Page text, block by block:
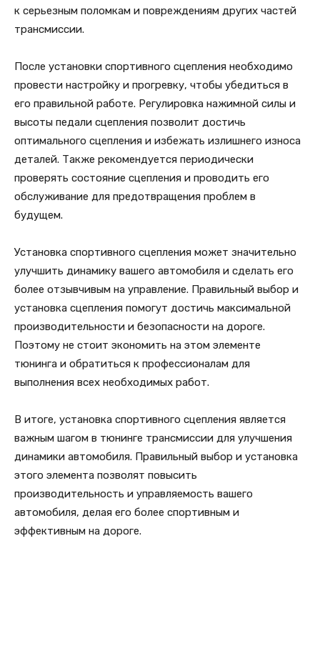
к серьезным поломкам и повреждениям других частей
трансмиссии.
После установки спортивного сцепления необходимо
провести настройку и прогревку, чтобы убедиться в
его правильной работе. Регулировка нажимной силы и
высоты педали сцепления позволит достичь
оптимального сцепления и избежать излишнего износа
деталей. Также рекомендуется периодически
проверять состояние сцепления и проводить его
обслуживание для предотвращения проблем в
будущем.
Установка спортивного сцепления может значительно
улучшить динамику вашего автомобиля и сделать его
более отзывчивым на управление. Правильный выбор и
установка сцепления помогут достичь максимальной
производительности и безопасности на дороге.
Поэтому не стоит экономить на этом элементе
тюнинга и обратиться к профессионалам для
выполнения всех необходимых работ.
В итоге, установка спортивного сцепления является
важным шагом в тюнинге трансмиссии для улучшения
динамики автомобиля. Правильный выбор и установка
этого элемента позволят повысить
производительность и управляемость вашего
автомобиля, делая его более спортивным и
эффективным на дороге.